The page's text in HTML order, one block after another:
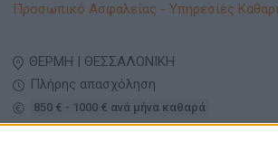
Προσωπικό Ασφαλείας - Υπηρεσίες
ΘΕΡΜΗ | ΘΕΣΣΑΛΟΝΙΚΗ
Πλήρης απασχόληση
850 € - 1000 € ανά μήνα καθαρά